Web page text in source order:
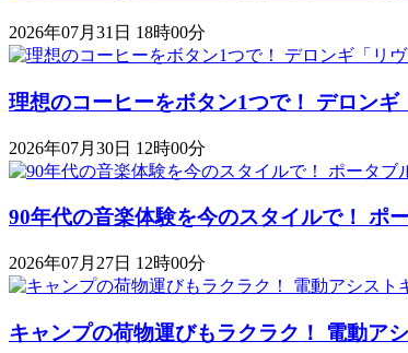
2026年07月31日 18時00分
理想のコーヒーをボタン1つで！ デロンギ
2026年07月30日 12時00分
90年代の音楽体験を今のスタイルで！ ポ
2026年07月27日 12時00分
キャンプの荷物運びもラクラク！ 電動ア